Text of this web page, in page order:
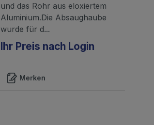
und das Rohr aus eloxiertem
Aluminium.Die Absaughaube
wurde für d...
Ihr Preis nach Login
Merken